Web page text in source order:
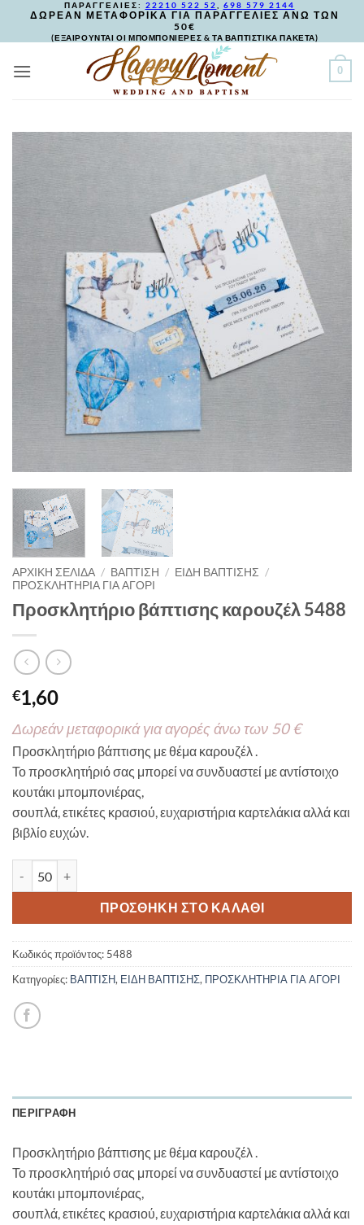
ΠΑΡΑΓΓΕΛΙΕΣ: 22210 522 52 698 579 2144
ΔΩΡΕΑΝ ΜΕΤΑΦΟΡΙΚΑ ΓΙΑ ΠΑΡΑΓΓΕΛΙΕΣ ΑΝΩ ΤΩΝ
50€
(ΕΞΑΙΡΟΥΝΤΑΙ ΟΙ ΜΠΟΜΠΟΝΙΕΡΕΣ & ΤΑ ΒΑΠΤΙΣΤΙΚΑ ΠΑΚΕΤΑ)
0
ΑΡΧΙΚΉ ΣΕΛΊΔΑ / ΒΑΠΤΙΣΗ / ΕΙΔΗ ΒΑΠΤΙΣΗΣ /
ΠΡΟΣΚΛΗΤΗΡΙΑ ΓΙΑ ΑΓΟΡΙ
Προσκλητήριο βάπτισης καρουζέλ 5488
€1,60
Δωρεάν μεταφορικά για αγορές άνω των 50 €
Προσκλητήριο βάπτισης με θέμα καρουζέλ .
Το προσκλητήριό σας μπορεί να συνδυαστεί με αντίστοιχο
κουτάκι μπομπονιέρας,
σουπλά, ετικέτες κρασιού, ευχαριστήρια καρτελάκια αλλά και
βιβλίο ευχών.
ΠΡΟΣΘΉΚΗ ΣΤΟ ΚΑΛΆΘΙ
Κωδικός προϊόντος: 5488
Κατηγορίες: ΒΑΠΤΙΣΗ, ΕΙΔΗ ΒΑΠΤΙΣΗΣ, ΠΡΟΣΚΛΗΤΗΡΙΑ ΓΙΑ ΑΓΟΡΙ
ΠΕΡΙΓΡΑΦΉ
Προσκλητήριο βάπτισης με θέμα καρουζέλ .
Το προσκλητήριό σας μπορεί να συνδυαστεί με αντίστοιχο
κουτάκι μπομπονιέρας,
σουπλά, ετικέτες κρασιού, ευχαριστήρια καρτελάκια αλλά και